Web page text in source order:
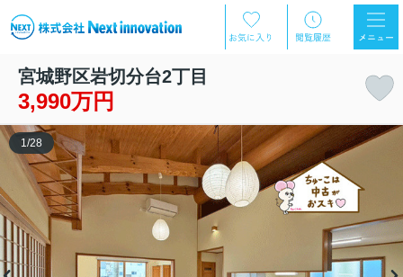
宮城野区岩切分台2丁目
3,990万円
1 /28